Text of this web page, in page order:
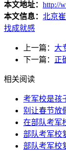
本文地址： http://
本文信息： 北京
找成就感
上一篇： 大
下一篇： 正
相关阅读
考军校是孩
别让春节放
在部队考军
部队考军校
部队考军校